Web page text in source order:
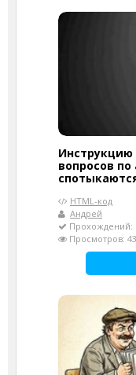
Инструкцию
вопросов
HTML-код
Андрей
Прохождений:
Просмотров: